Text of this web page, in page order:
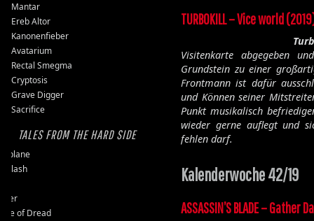
Mantar
Ereb Altor
Kanonenfieber
Avatarium
Rectal Smegma
Cryptosis
Grave Digger
Sacrifice
TALES FROM THE HARD SIDE
of Dread
TURBOKILL – Vice world
Visitenkarte abgegeben
Grundstein zu einer
Frontmann ist dafür
und Können seiner
Punkt musikalisch
wieder gerne auflegt und
fehlen darf.
Kalenderwoche 42/19
ASSASSIN’S BLADE – Gather